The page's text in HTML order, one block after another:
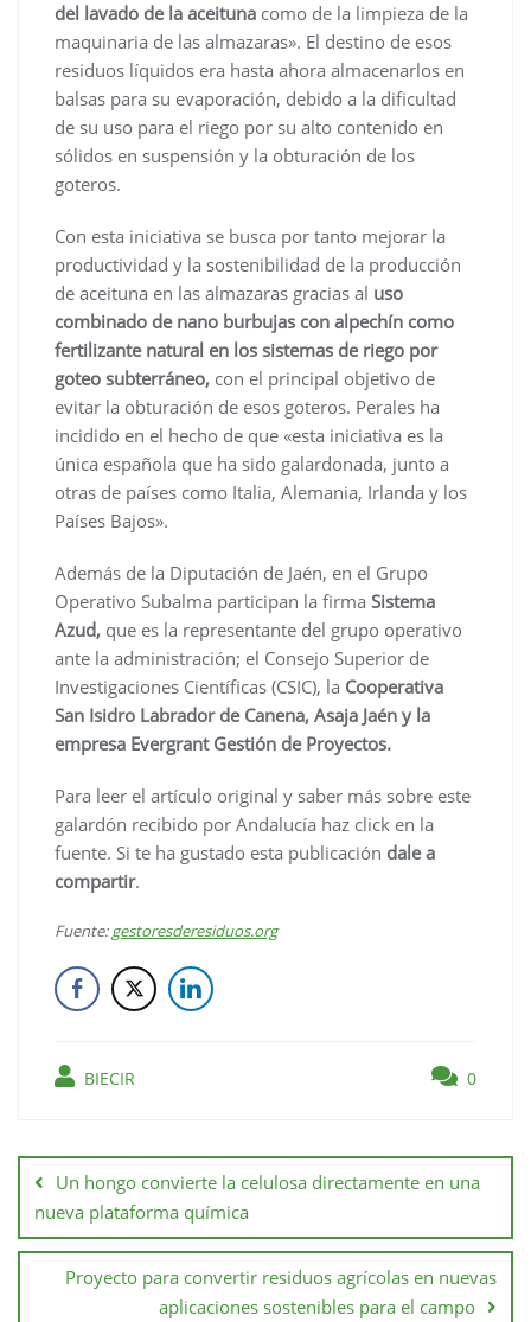
del lavado de la aceituna como de la limpieza de la
maquinaria de las almazaras». El destino de esos
residuos líquidos era hasta ahora almacenarlos en
balsas para su evaporación, debido a la dificultad
de su uso para el riego por su alto contenido en
sólidos en suspensión y la obturación de los
goteros.
Con esta iniciativa se busca por tanto mejorar la
productividad y la sostenibilidad de la producción
de aceituna en las almazaras gracias al uso
combinado de nano burbujas con alpechín como
fertilizante natural en los sistemas de riego por
goteo subterráneo, con el principal objetivo de
evitar la obturación de esos goteros. Perales ha
incidido en el hecho de que «esta iniciativa es la
única española que ha sido galardonada, junto a
otras de países como Italia, Alemania, Irlanda y los
Países Bajos».
Además de la Diputación de Jaén, en el Grupo
Operativo Subalma participan la firma Sistema
Azud, que es la representante del grupo operativo
ante la administración; el Consejo Superior de
Investigaciones Científicas (CSIC), la Cooperativa
San Isidro Labrador de Canena, Asaja Jaén y la
empresa Evergrant Gestión de Proyectos.
Para leer el artículo original y saber más sobre este
galardón recibido por Andalucía haz click en la
fuente. Si te ha gustado esta publicación dale a
compartir.
Fuente:gestoresderesiduos.org
BIECIR 0
Un hongo convierte la celulosa directamente en una
nueva plataforma química
Proyecto para convertir residuos agrícolas en nuevas
aplicaciones sostenibles para el campo